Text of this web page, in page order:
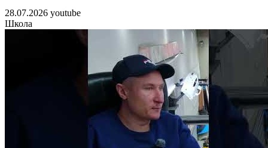
28.07.2026 youtube
Школа